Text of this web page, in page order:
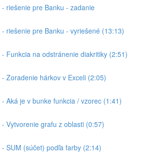
riešenie pre Banku - zadanie
riešenie pre Banku - vyriešené (13:13)
Funkcia na odstránenie diakritiky (2:51)
Zoradenie hárkov v Exceli (2:05)
Aká je v bunke funkcia / vzorec (1:41)
Vytvorenie grafu z oblasti (0:57)
SUM (súčet) podľa farby (2:14)